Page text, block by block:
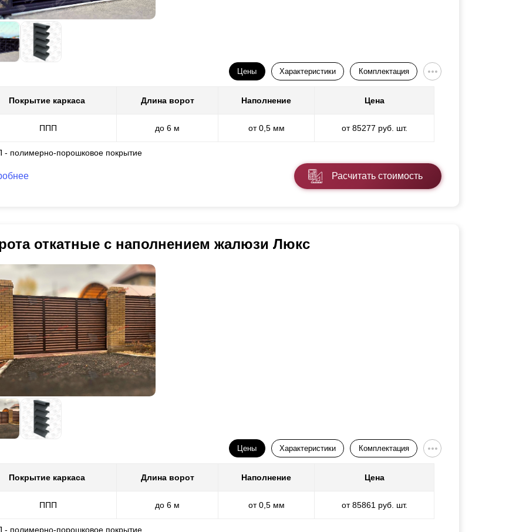
Цены Характеристики Комплектация
Покрытие каркаса Длина ворот Наполнение Цена
ППП до 6 м от 0,5 мм от 85277 руб. шт.
- полимерно-порошковое покрытие
Расчитать стоимость
откатные с наполнением жалюзи Люкс
Цены Характеристики Комплектация
Покрытие каркаса Длина ворот Наполнение Цена
ППП до 6 м от 0,5 мм от 85861 руб. шт.
- полимерно-порошковое покрытие